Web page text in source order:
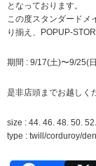
となっております。
この度スタンダードメ
り揃え、POPUP-
期間 : 9/17(土)〜9/25(
是非店頭までお越しく
size : 44. 46. 48. 50.
type : twill/corduroy/